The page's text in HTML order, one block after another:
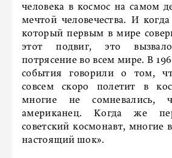
человека в космос на самом
мечтой человечества. И
который первым в мире
этот подвиг, это вызвало
потрясение во всем мире. В
события говорили о том,
совсем скоро полетит в
многие не сомневались,
американец. Когда же
советский космонавт, многие
настоящий шок».